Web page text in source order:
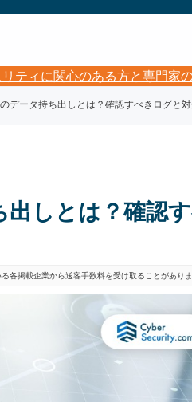
リティに関心のある方と専門家
データ持ち出しとは？確認すべきログと
出しとは？確認
各掲載企業から送客手数料を受け取ることがありま